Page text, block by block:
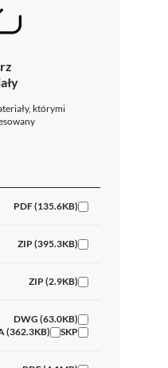
którymi
PDF (135.6KB)
ZIP (395.3KB)
ZIP (2.9KB)
DWG (63.0KB)
(362.3KB)
SKP